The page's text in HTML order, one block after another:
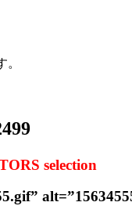
selection